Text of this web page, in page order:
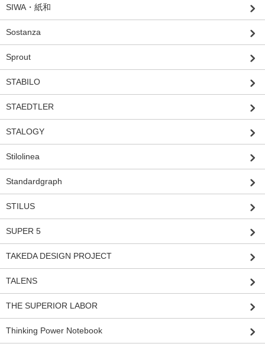
SIWA・紙和
Sostanza
Sprout
STABILO
STAEDTLER
STALOGY
Stilolinea
Standardgraph
STILUS
SUPER 5
TAKEDA DESIGN PROJECT
TALENS
THE SUPERIOR LABOR
Thinking Power Notebook